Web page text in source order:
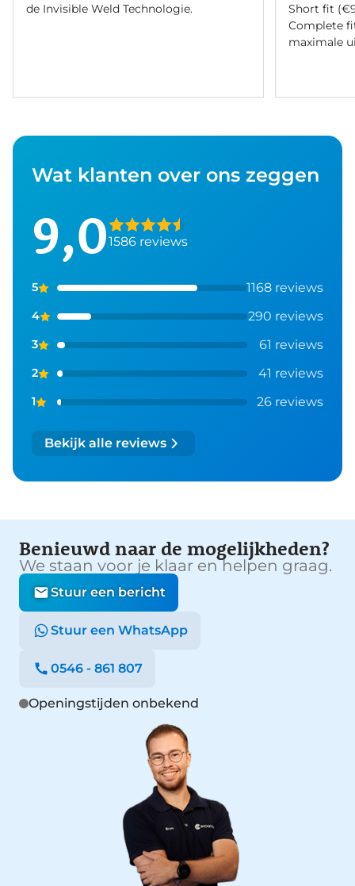
de Invisible Weld Technologie.
Short fit
Complete
maximale
Wat klanten over ons zeggen
9,01586 reviews
5 1168 reviews
4 290 reviews
3 61 reviews
2 41 reviews
1 26 reviews
Bekijk alle reviews
Benieuwd naar de mogelijkheden?
We staan voor je klaar en helpen graag.
Stuur een bericht
Stuur een WhatsApp
0546 - 861 807
Openingstijden onbekend